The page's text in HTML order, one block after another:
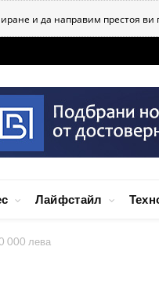
и да направим престоя ви
Лайфстайл
000 лева